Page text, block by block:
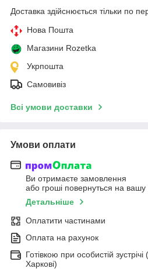
Доставка здійснюється тільки по
Нова Пошта
Магазини Rozetka
Укрпошта
Самовивіз
Всі умови доставки
Умови оплати
Ви отримаєте замовлення
або гроші повернуться на вашу
Детальніше
Оплатити частинами
Оплата на рахунок
Готівкою при особистій
Харкові)